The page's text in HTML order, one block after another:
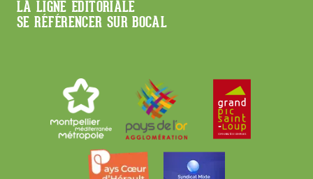
LA LIGNE ÉDITORIALE
SE RÉFÉRENCER SUR BOCAL